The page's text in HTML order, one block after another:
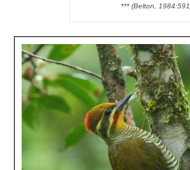
*** (Belton, 1984:591